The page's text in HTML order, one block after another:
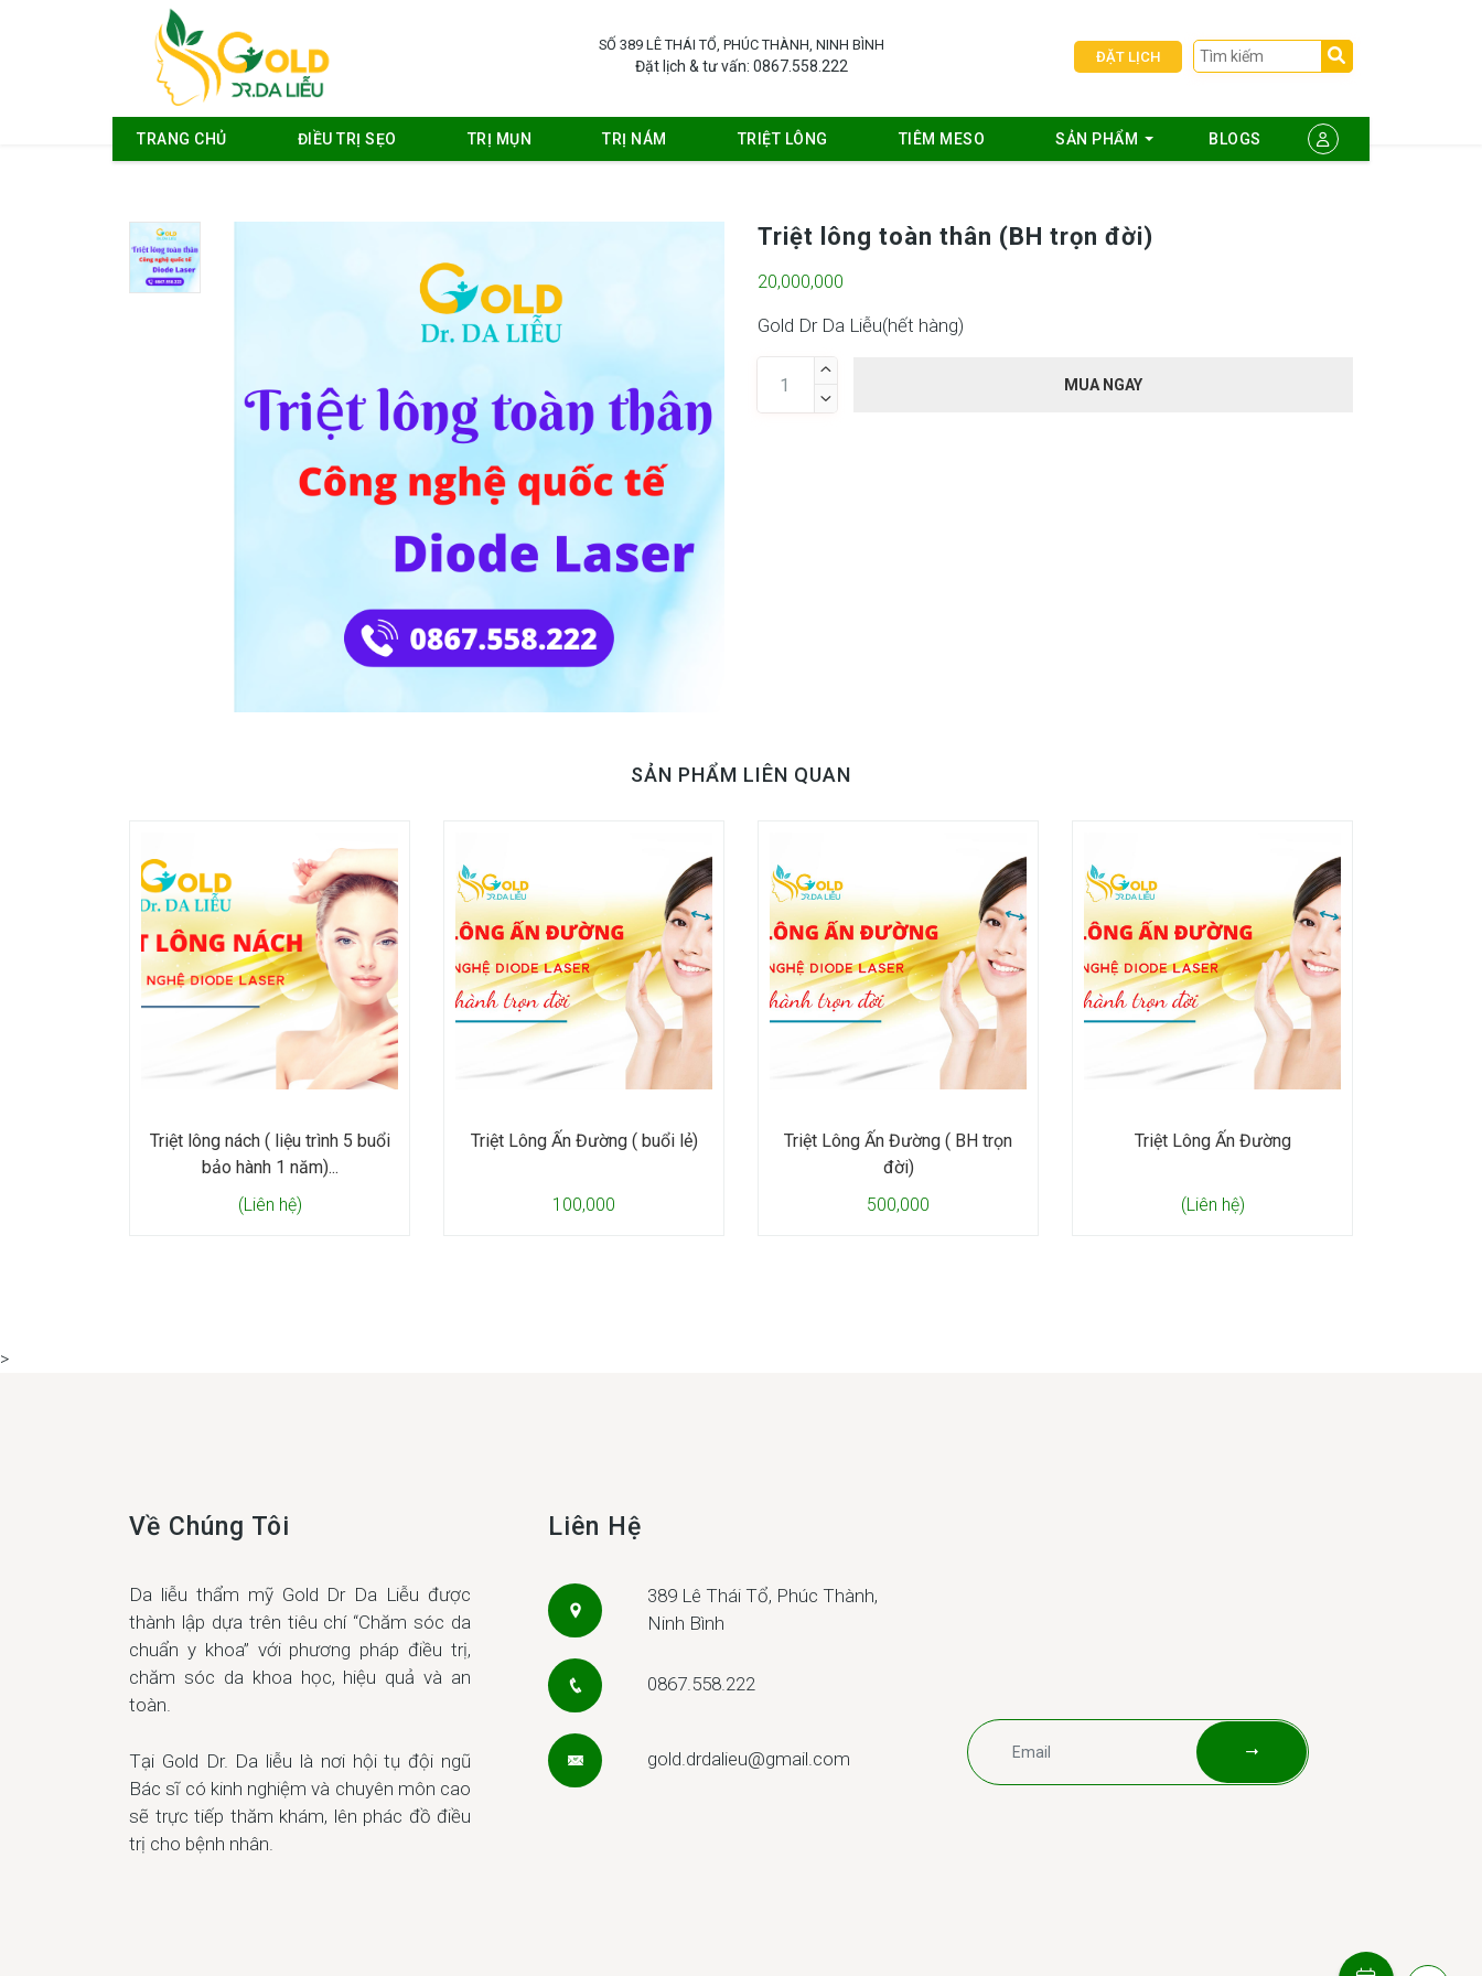
SỐ 389 LÊ THÁI TỔ, PHÚC THÀNH, NINH BÌNH
Đặt lịch & tư vấn: 0867.558.222
ĐẶT LỊCH
TRANG CHỦ ĐIỀU TRỊ SẸO TRỊ MỤN TRỊ NÁM TRIỆT LÔNG TIÊM MESO SẢN PHẨM BLOGS
Triệt lông toàn thân (BH trọn đời)
20,000,000
Gold Dr Da Liễu(hết hàng)


MUA NGAY
SẢN PHẨM LIÊN QUAN
Triệt lông nách ( liệu trình 5 buổi
bảo hành 1 năm)...
(Liên hệ)
Triệt Lông Ấn Đường ( buổi lẻ)
100,000
Triệt Lông Ấn Đường ( BH trọn
đời)
500,000
Triệt Lông Ấn Đường
(Liên hệ)
>
Về Chúng Tôi
Da liễu thẩm mỹ Gold Dr Da Liễu được
thành lập dựa trên tiêu chí “Chăm sóc da
chuẩn y khoa” với phương pháp điều trị,
chăm sóc da khoa học, hiệu quả và an
toàn.
Tại Gold Dr. Da liễu là nơi hội tụ đội ngũ
Bác sĩ có kinh nghiệm và chuyên môn cao
sẽ trực tiếp thăm khám, lên phác đồ điều
trị cho bệnh nhân.
Liên Hệ
389 Lê Thái Tổ, Phúc Thành,
Ninh Bình
0867.558.222
gold.drdalieu@gmail.com